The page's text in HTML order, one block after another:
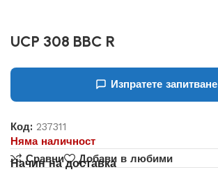
UCP 308 BBC R
Изпратете запитване
Код:237311
Няма наличност
Сравни
Добави в любими
Начин на доставка